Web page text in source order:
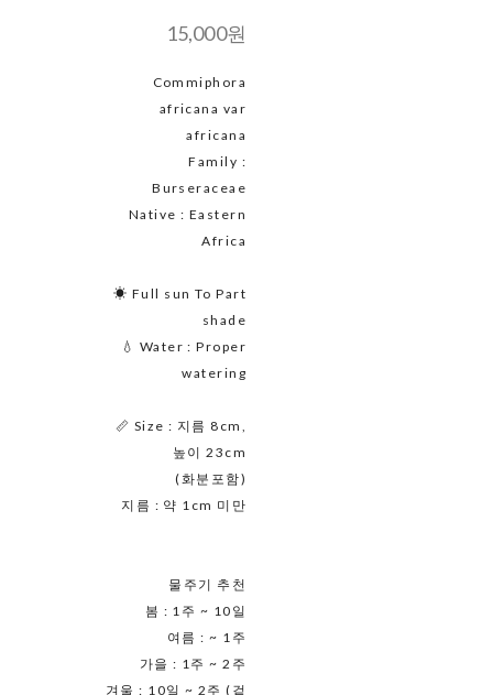
15,000원
Commiphora
africana var
africana
Family :
Burseraceae
Native : Eastern
Africa
☀ Full sun To Part
shade
💧 Water : Proper
watering
📏 Size : 지름 8cm,
높이 23cm
(화분포함)
지름 : 약 1cm 미만
물주기 추천
봄 : 1주 ~ 10일
여름 : ~ 1주
가을 : 1주 ~ 2주
겨울 : 10일 ~ 2주 (겉